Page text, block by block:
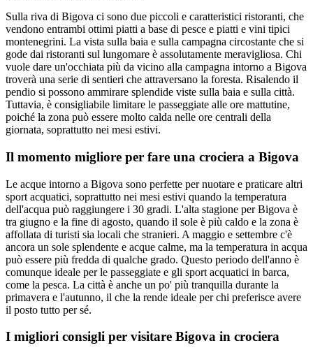
Sulla riva di Bigova ci sono due piccoli e caratteristici ristoranti, che
vendono entrambi ottimi piatti a base di pesce e piatti e vini tipici
montenegrini. La vista sulla baia e sulla campagna circostante che si
gode dai ristoranti sul lungomare è assolutamente meravigliosa. Chi
vuole dare un'occhiata più da vicino alla campagna intorno a Bigova
troverà una serie di sentieri che attraversano la foresta. Risalendo il
pendio si possono ammirare splendide viste sulla baia e sulla città.
Tuttavia, è consigliabile limitare le passeggiate alle ore mattutine,
poiché la zona può essere molto calda nelle ore centrali della
giornata, soprattutto nei mesi estivi.
Il momento migliore per fare una crociera a Bigova
Le acque intorno a Bigova sono perfette per nuotare e praticare altri
sport acquatici, soprattutto nei mesi estivi quando la temperatura
dell'acqua può raggiungere i 30 gradi. L'alta stagione per Bigova è
tra giugno e la fine di agosto, quando il sole è più caldo e la zona è
affollata di turisti sia locali che stranieri. A maggio e settembre c'è
ancora un sole splendente e acque calme, ma la temperatura in acqua
può essere più fredda di qualche grado. Questo periodo dell'anno è
comunque ideale per le passeggiate e gli sport acquatici in barca,
come la pesca. La città è anche un po' più tranquilla durante la
primavera e l'autunno, il che la rende ideale per chi preferisce avere
il posto tutto per sé.
I migliori consigli per visitare Bigova in crociera